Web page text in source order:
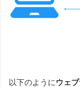
以下のように ウェ